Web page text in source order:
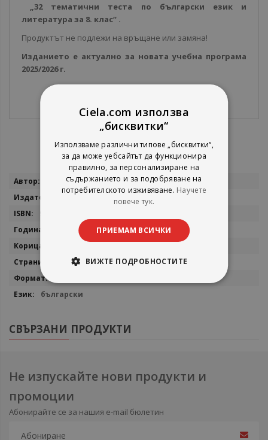
„32 тематични теста по български език и
литература за 8. клас“ .
Продуктът не подлежи на връщане или замяна!
Изданието е актуално за новата учебна програма
2025/2026 г.
Повече
Ваня Майсторска, Павлина Върбанова
2026
български
СВЪРЗАНИ ПРОДУКТИ
Не изпускайте нови продукти и
промоции
Абонирайте се за нашия e-mail бюлетин
Ciela.com използва
„бисквитки“
Използваме различни типове „бисквитки“,
за да може уебсайтът да функционира
правилно, за персонализиране на
съдържанието и за подобряване на
потребителското изживяване. Научете
повече тук.
ПРИЕМАМ ВСИЧКИ
ВИЖТЕ ПОДРОБНОСТИТЕ